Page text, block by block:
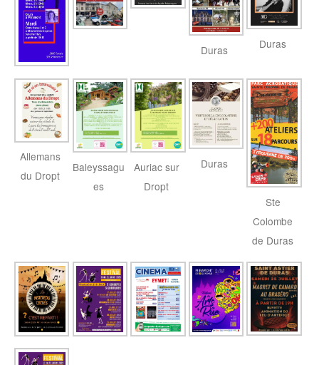
Duras Duras
Allemans
du Dropt
Baleyssagu
es
Auriac sur
Dropt
Duras
Ste
Colombe
de Duras